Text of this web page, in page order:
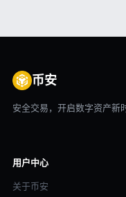
币安
安全交易，开启数字资产新
用户中心
关于币安